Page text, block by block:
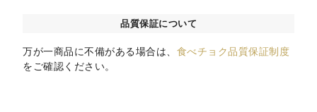
品質保証について
万が一商品に不備がある場合は、 食べチョク品質保証制度
をご確認ください。